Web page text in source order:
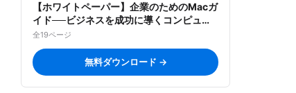
【ホワイトペーパー】企業のためのMacガ
イド──ビジネスを成功に導くコンピュー
タ選びと活用法
全19ページ
無料ダウンロード →